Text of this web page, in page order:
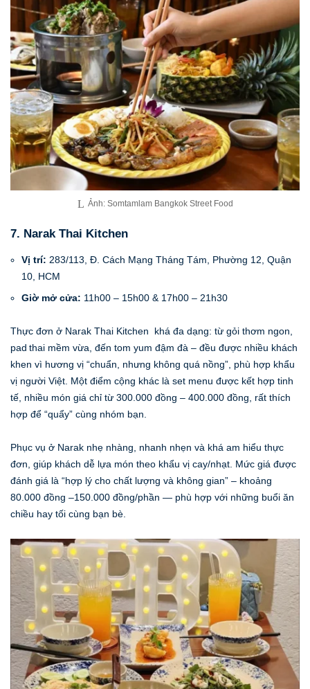
Ảnh: Somtamlam Bangkok Street Food
7. Narak Thai Kitchen
Vị trí: 283/113, Đ. Cách Mạng Tháng Tám, Phường 12, Quận
10, HCM
Giờ mở cửa: 11h00 – 15h00 & 17h00 – 21h30
Thực đơn ở Narak Thai Kitchen khá đa dạng: từ gỏi thơm ngon,
pad thai mềm vừa, đến tom yum đậm đà – đều được nhiều khách
khen vì hương vị “chuẩn, nhưng không quá nồng”, phù hợp khẩu
vị người Việt. Một điểm cộng khác là set menu được kết hợp tinh
tế, nhiều món giá chỉ từ 300.000 đồng – 400.000 đồng, rất thích
hợp để “quẩy” cùng nhóm bạn.
Phục vụ ở Narak nhẹ nhàng, nhanh nhẹn và khá am hiểu thực
đơn, giúp khách dễ lựa món theo khẩu vị cay/nhạt. Mức giá được
đánh giá là “hợp lý cho chất lượng và không gian” – khoảng
80.000 đồng –150.000 đồng/phần — phù hợp với những buổi ăn
chiều hay tối cùng bạn bè.